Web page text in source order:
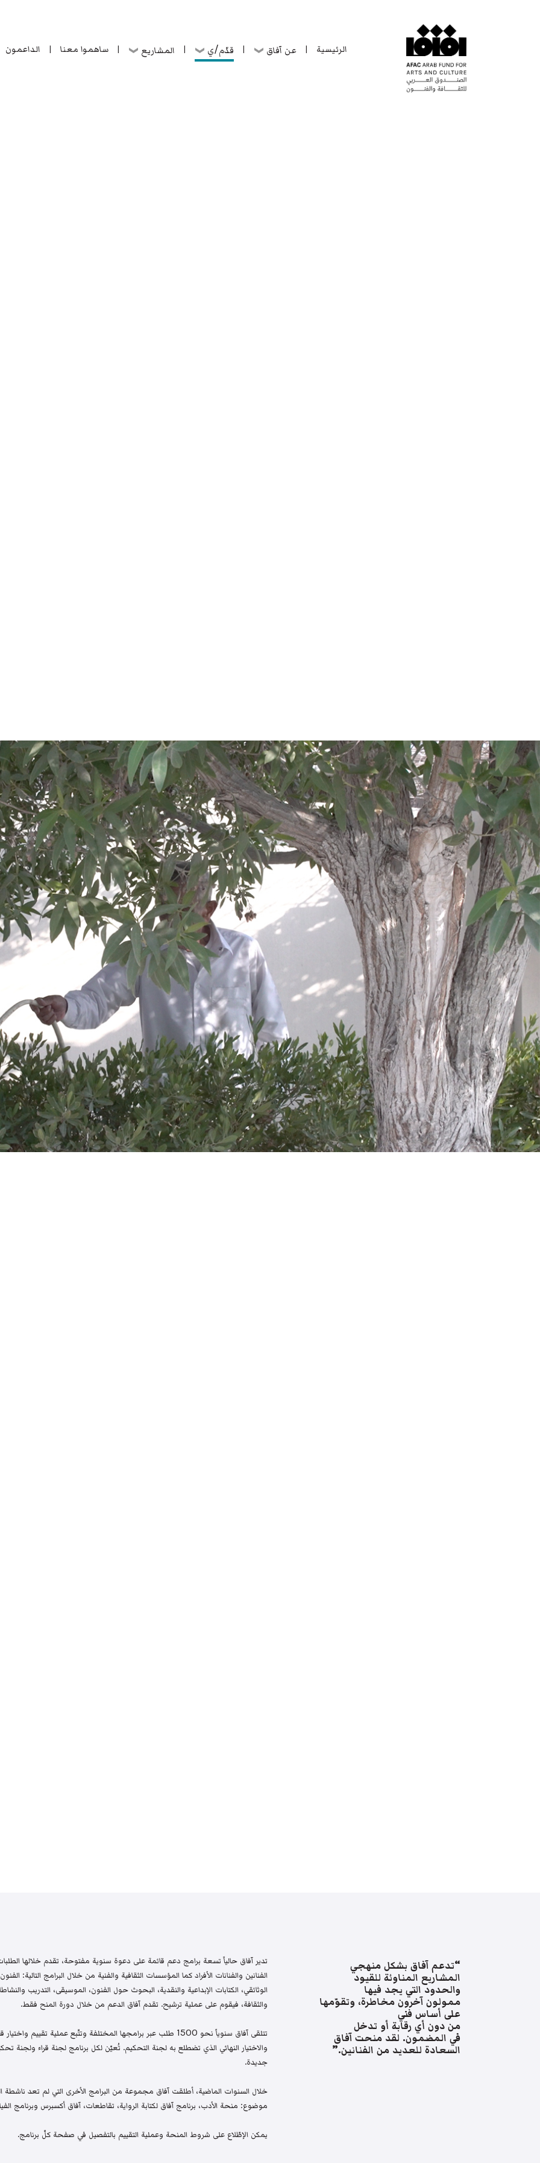
الرئيسية | عن آفاق | قدّم/ي | المشاريع | ساهموا معنا | الداعمون
“تدعم آفاق بشكل منهجي
المشاريع المناوئة للقيود
والحدود التي يجد فيها
ممولون آخرون مخاطرة، وتقوّمها
على أساس فني
من دون أي رقابة أو تدخل
في المضمون. لقد منحت آفاق
السعادة للعديد من الفنانين.”
تدير آفاق حالياً تسعة برامج دعم قائمة على دعوة سنوية مفتوحة، تقدم خلالها
الفنانين والفنانات الأفراد كما المؤسسات الثقافية والفنية من خلال البرامج التالية:
الوثائقي، الكتابات الإبداعية والنقدية، البحوث حول الفنون، الموسيقى، التدريب
والثقافة، فيقوم على عملية ترشيح. تقدم آفاق الدعم من خلال دورة المنح فقط.
تتلقى آفاق سنوياً نحو 1500 طلب عبر برامجها المختلفة وتتّبع عملية
والاختيار النهائي الذي تضطلع به لجنة التحكيم. تُعيّن لكل برنامج لجنة قراء
جديدة.
خلال السنوات الماضية، أطلقت آفاق مجموعة من البرامج الأخرى التي لم تعد ناشطة
موضوع: منحة الأدب، برنامج آفاق لكتابة الرواية، تقاطعات، آفاق أكسبرس وبرنامج
يمكن الإطّلاع على شروط المنحة وعملية التقييم بالتفصيل في صفحة كلّ برنامج.